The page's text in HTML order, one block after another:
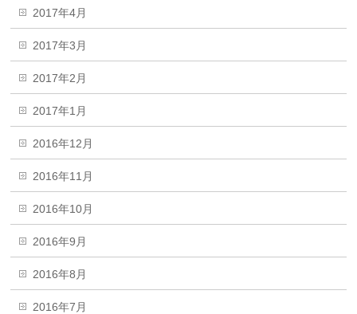
2017年4月
2017年3月
2017年2月
2017年1月
2016年12月
2016年11月
2016年10月
2016年9月
2016年8月
2016年7月